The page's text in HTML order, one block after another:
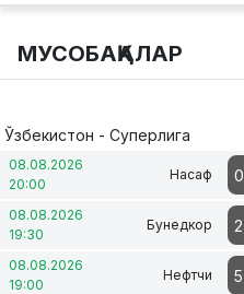
МУСОБАҚАЛАР
Ўзбекистон - Суперлига
08.08.2026
20:00
Насаф 0
08.08.2026
19:30
Бунедкор 2
08.08.2026
19:00
Нефтчи 5